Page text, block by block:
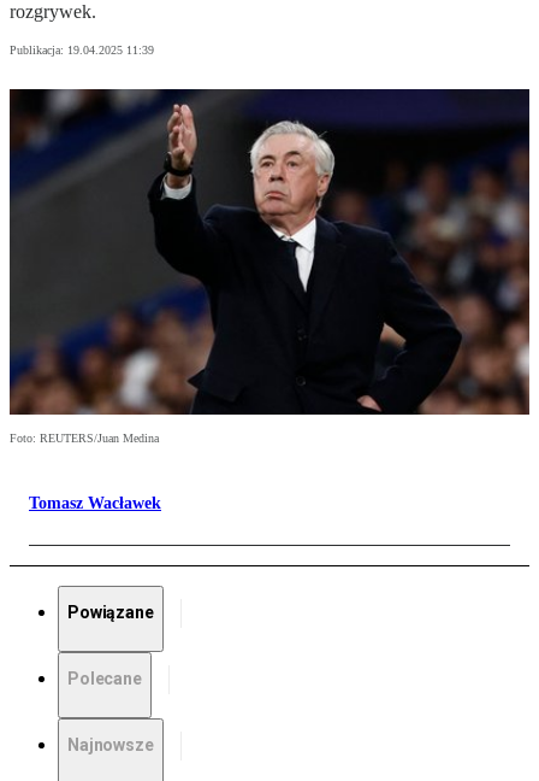
rozgrywek.
Publikacja: 19.04.2025 11:39
Foto: REUTERS/Juan Medina
Tomasz Wacławek
Powiązane
Polecane
Najnowsze